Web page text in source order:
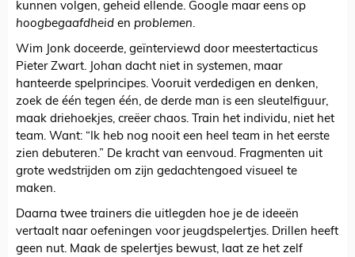
kunnen volgen, geheid ellende. Google maar eens op
hoogbegaafdheid en problemen.
Wim Jonk doceerde, geïnterviewd door meestertacticus
Pieter Zwart. Johan dacht niet in systemen, maar
hanteerde spelprincipes. Vooruit verdedigen en denken,
zoek de één tegen één, de derde man is een sleutelfiguur,
maak driehoekjes, creëer chaos. Train het individu, niet het
team. Want: “Ik heb nog nooit een heel team in het eerste
zien debuteren.” De kracht van eenvoud. Fragmenten uit
grote wedstrijden om zijn gedachtengoed visueel te
maken.
Daarna twee trainers die uitlegden hoe je de ideeën
vertaalt naar oefeningen voor jeugdspelertjes. Drillen heeft
geen nut. Maak de spelertjes bewust, laat ze het zelf